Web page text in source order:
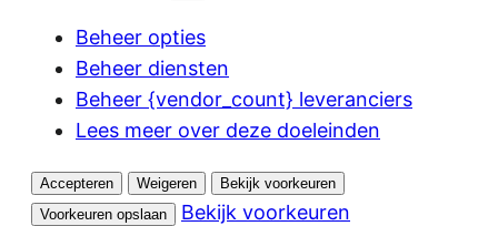
Beheer opties
Beheer diensten
Beheer {vendor_count} leveranciers
Lees meer over deze doeleinden
Accepteren Weigeren
Bekijk voorkeuren
Voorkeuren opslaan
Bekijk voorkeuren